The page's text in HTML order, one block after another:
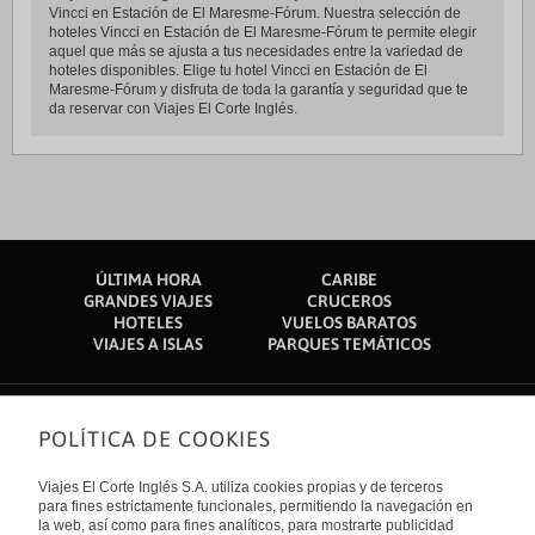
Vincci en Estación de El Maresme-Fórum. Nuestra selección de
hoteles Vincci en Estación de El Maresme-Fórum te permite elegir
aquel que más se ajusta a tus necesidades entre la variedad de
hoteles disponibles. Elige tu hotel Vincci en Estación de El
Maresme-Fórum y disfruta de toda la garantía y seguridad que te
da reservar con Viajes El Corte Inglés.
ÚLTIMA HORA
CARIBE
GRANDES VIAJES
CRUCEROS
HOTELES
VUELOS BARATOS
VIAJES A ISLAS
PARQUES TEMÁTICOS
Sobre nosotros
Quiénes somos
Financiación
Sostenibilidad
Enlaces de interés
POLÍTICA DE COOKIES
Viajes El Corte Inglés S.A. utiliza cookies propias y de terceros
para fines estrictamente funcionales, permitiendo la navegación en
la web, así como para fines analíticos, para mostrarte publicidad